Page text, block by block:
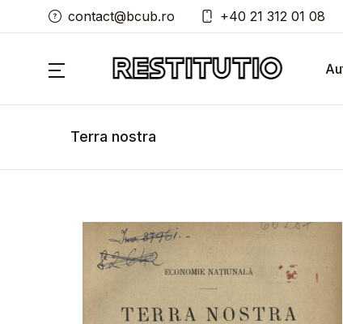
contact@bcub.ro +40 21 312 01 08
Terra nostra